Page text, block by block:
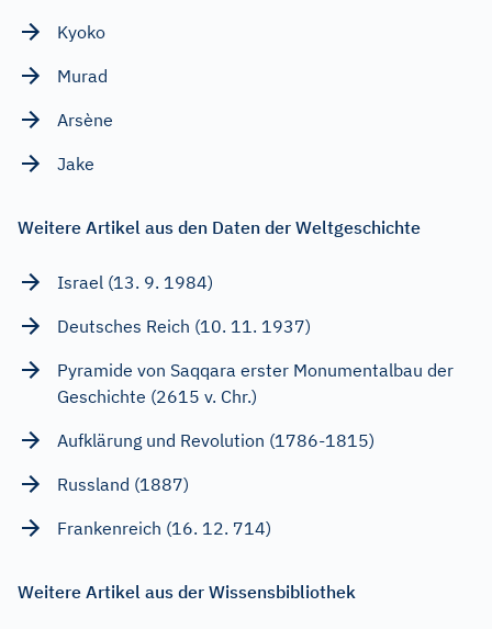
Kyoko
Murad
Arsène
Jake
Weitere Artikel aus den Daten der Weltgeschichte
Israel (13. 9. 1984)
Deutsches Reich (10. 11. 1937)
Pyramide von Saqqara erster Monumentalbau der
Geschichte (2615 v. Chr.)
Aufklärung und Revolution (1786-1815)
Russland (1887)
Frankenreich (16. 12. 714)
Weitere Artikel aus der Wissensbibliothek